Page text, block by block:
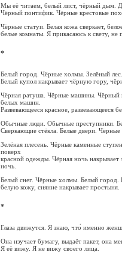
Мы её читаем, белый лист, чёрный дым.
Чёрный понтифик. Чёрные крестовые
Чёрные статуи. Белая кожа сверкает,
белые комнаты. Я прикасаюсь к свету,
*
Белый город. Чёрные холмы. Зелёный
Белый купол накрывает чёрную гору,
Чёрная ратуша. Чёрные машины. Чёрный
белых машин.
Развевающееся красное, развевающееся
Обычные люди. Обычные преступники.
Сверкающие стёкла. Белые двери.
Зелёная плесень. Чёрные каменные
поверх
красной одежды. Чёрная ночь
ночь.
Белый снег. Чёрные холмы. Белый город.
белую кожу, сияние накрывает простыня.
*
Глаза движутся. Я знаю, что́ именно
Она изучает бумагу, выдаёт пакет, она
Я её вижу. Я не вижу своего лица.